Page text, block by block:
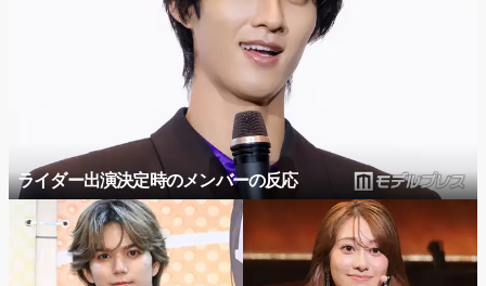
ライダー出演決定時のメンバーの反応